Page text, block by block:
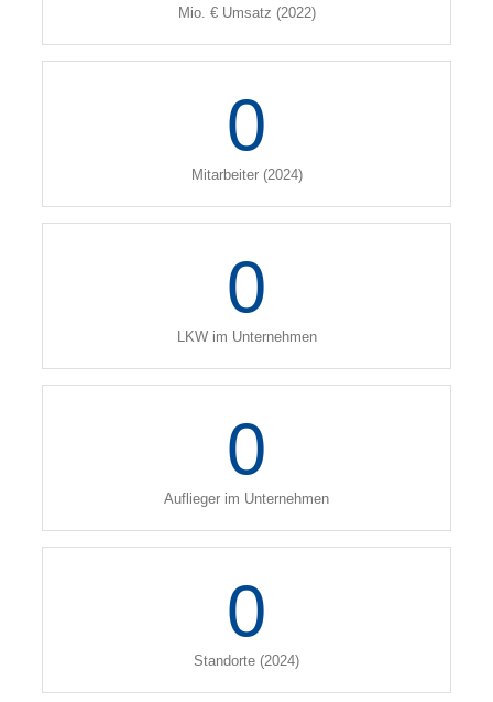
Mio. € Umsatz (2022)
0
Mitarbeiter (2024)
0
LKW im Unternehmen
0
Auflieger im Unternehmen
0
Standorte (2024)